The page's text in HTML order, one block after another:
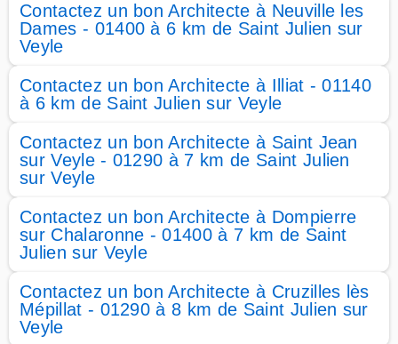
Contactez un bon Architecte à Neuville les
Dames - 01400 à 6 km de Saint Julien sur
Veyle
Contactez un bon Architecte à Illiat - 01140
à 6 km de Saint Julien sur Veyle
Contactez un bon Architecte à Saint Jean
sur Veyle - 01290 à 7 km de Saint Julien
sur Veyle
Contactez un bon Architecte à Dompierre
sur Chalaronne - 01400 à 7 km de Saint
Julien sur Veyle
Contactez un bon Architecte à Cruzilles lès
Mépillat - 01290 à 8 km de Saint Julien sur
Veyle